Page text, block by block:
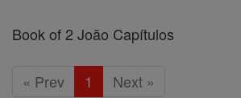
Book of 2 João Capítulos
« Prev 1 Next »